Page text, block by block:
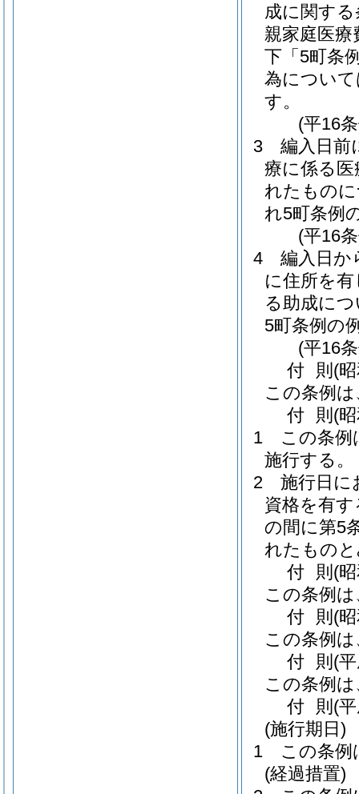
成に関する
親家庭医療
下「5町条
為につい
す。
(平16
3
編入日前
療に係る
れたもの
れ5町条例
(平16
4
編入日か
に住所を
る助成に
5町条例の
(平16
付 則 (
この条例
付 則 (
1
この条例
施行する。
2
施行日に
資格を有
の間に第5
れたもの
付 則 (
この条例
付 則 (
この条例
付 則 (
この条例
付 則 (
(施行期日)
1
この条例
(経過措置)